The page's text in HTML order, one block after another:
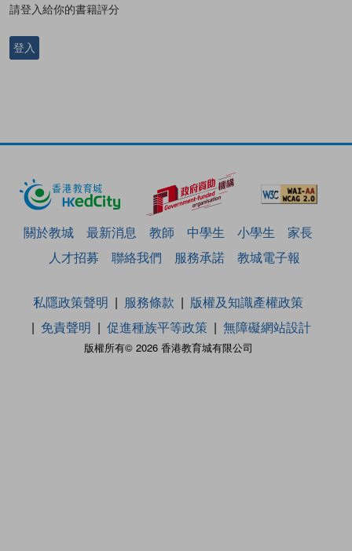
請登入給你的書籍評分
登入
關於教城 最新消息 教師 中學生 小學生
家長
人才招募
聯絡我們 服務承諾 教城電子報
版權所有© 2026 香港教育城有限公司
私隱政策聲明 服務條款
版權及知識產權政策
免責聲明
促進種族平等政策 無障礙網站設計